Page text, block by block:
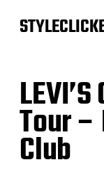
Tour
Club